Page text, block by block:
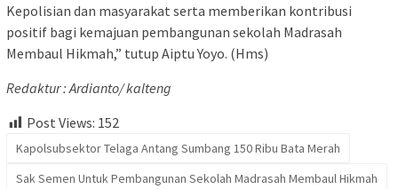
Kepolisian dan masyarakat serta memberikan kontribusi
positif bagi kemajuan pembangunan sekolah Madrasah
Membaul Hikmah,” tutup Aiptu Yoyo. (Hms)
Redaktur : Ardianto/ kalteng
Post Views: 152
Kapolsubsektor Telaga Antang Sumbang 150 Ribu Bata Merah
Sak Semen Untuk Pembangunan Sekolah Madrasah Membaul Hikmah